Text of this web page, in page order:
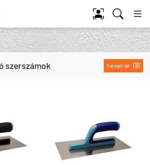
szerszámok Kategóriák